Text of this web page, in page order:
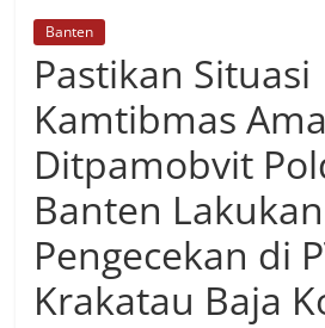
Banten
Pastikan Situasi
Kamtibmas
Ditpamobvit
Banten Lakukan
Pengecekan di
Krakatau Baja